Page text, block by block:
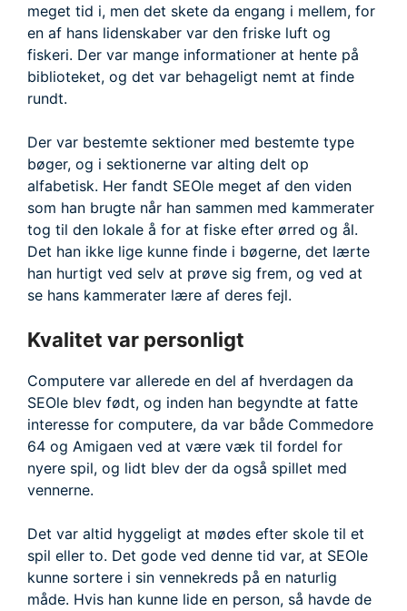
meget tid i, men det skete da engang i mellem, for
en af hans lidenskaber var den friske luft og
fiskeri. Der var mange informationer at hente på
biblioteket, og det var behageligt nemt at finde
rundt.
Der var bestemte sektioner med bestemte type
bøger, og i sektionerne var alting delt op
alfabetisk. Her fandt SEOle meget af den viden
som han brugte når han sammen med kammerater
tog til den lokale å for at fiske efter ørred og ål.
Det han ikke lige kunne finde i bøgerne, det lærte
han hurtigt ved selv at prøve sig frem, og ved at
se hans kammerater lære af deres fejl.
Kvalitet var personligt
Computere var allerede en del af hverdagen da
SEOle blev født, og inden han begyndte at fatte
interesse for computere, da var både Commedore
64 og Amigaen ved at være væk til fordel for
nyere spil, og lidt blev der da også spillet med
vennerne.
Det var altid hyggeligt at mødes efter skole til et
spil eller to. Det gode ved denne tid var, at SEOle
kunne sortere i sin vennekreds på en naturlig
måde. Hvis han kunne lide en person, så havde de